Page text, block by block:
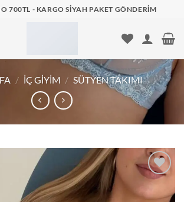
700TL - KARGO SIYAH PAKET GÖNDERIM
/ İÇ GIYIM / SÜTYEN TAKIMI
Add to
wishlist